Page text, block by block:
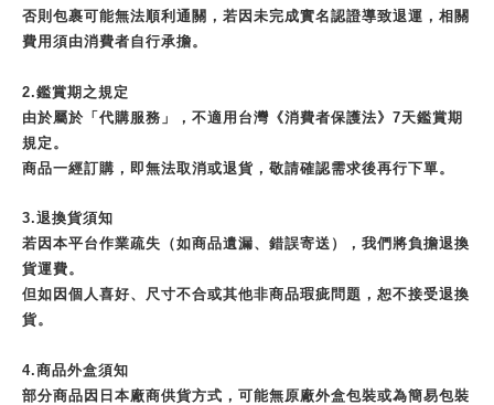
否則包裹可能無法順利通關，若因未完成實名認證導致退運，相關
費用須由消費者自行承擔。
2.鑑賞期之規定
由於屬於「代購服務」，不適用台灣《消費者保護法》7天鑑賞期
規定。
商品一經訂購，即無法取消或退貨，敬請確認需求後再行下單。
3.退換貨須知
若因本平台作業疏失（如商品遺漏、錯誤寄送），我們將負擔退換
貨運費。
但如因個人喜好、尺寸不合或其他非商品瑕疵問題，恕不接受退換
貨。
4.商品外盒須知
部分商品因日本廠商供貨方式，可能無原廠外盒包裝或為簡易包裝